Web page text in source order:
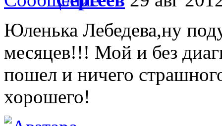
Юленька Лебедева,ну
месяцев!!! Мой и без
пошел и ничего
хорошего!